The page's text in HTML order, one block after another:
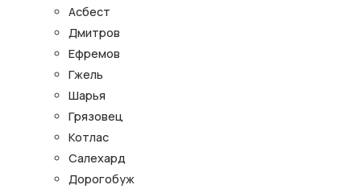
Асбест
Дмитров
Ефремов
Гжель
Шарья
Грязовец
Котлас
Салехард
Дорогобуж